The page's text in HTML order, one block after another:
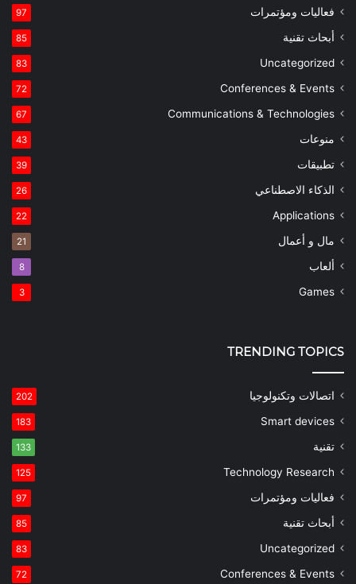
فعاليات ومؤتمرات 97
أبحاث تقنية 85
Uncategorized
83
Conferences & Events
72
Communications & Technologies
67
منوعات 43
تطبيقات 39
الذكاء الاصطناعي 26
Applications
22
مال و أعمال 21
ألعاب 8
Games
3
TRENDING TOPICS
اتصالات وتكنولوجيا 202
Smart devices
183
تقنية 133
Technology Research
125
فعاليات ومؤتمرات 97
أبحاث تقنية 85
Uncategorized
83
Conferences & Events
72